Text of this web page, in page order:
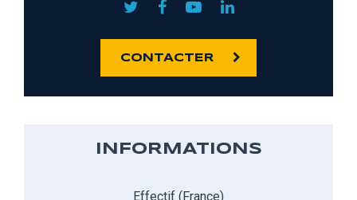
CONTACTER
INFORMATIONS
Effectif (France)